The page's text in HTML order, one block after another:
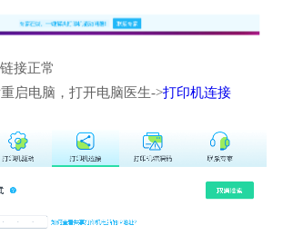
接正常
启电脑，打开电脑医生->打印机连接